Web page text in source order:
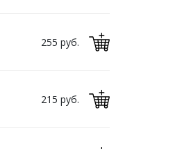
255 руб.
215 руб.